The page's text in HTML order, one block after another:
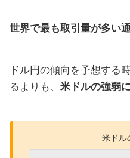
世界で最も取引量が多い
ドル円の傾向を予想する
るよりも、 米ドルの強弱
米ドル